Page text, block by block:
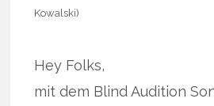
Kowalski)
Hey Folks,
mit dem Blind Audition